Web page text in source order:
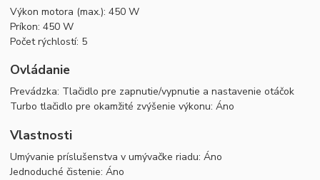
Výkon motora (max.): 450 W
Príkon: 450 W
Počet rýchlostí: 5
Ovládanie
Prevádzka: Tlačidlo pre zapnutie/vypnutie a nastavenie otáčok
Turbo tlačidlo pre okamžité zvýšenie výkonu: Áno
Vlastnosti
Umývanie príslušenstva v umývačke riadu: Áno
Jednoduché čistenie: Áno